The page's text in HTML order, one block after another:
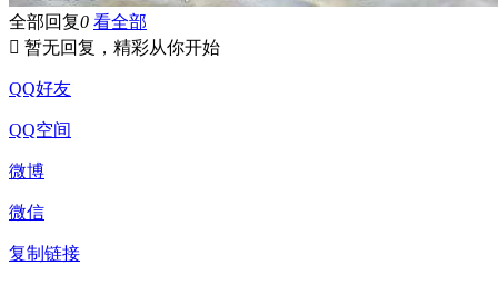
全部回复0 看全部
 暂无回复，精彩从你开始
QQ好友
QQ空间
微博
微信
复制链接